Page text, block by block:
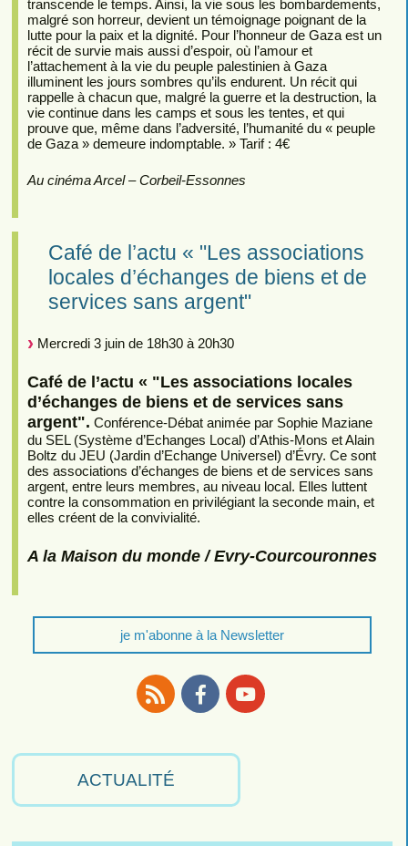
transcende le temps. Ainsi, la vie sous les bombardements,
malgré son horreur, devient un témoignage poignant de la
lutte pour la paix et la dignité. Pour l’honneur de Gaza est un
récit de survie mais aussi d’espoir, où l’amour et
l’attachement à la vie du peuple palestinien à Gaza
illuminent les jours sombres qu’ils endurent. Un récit qui
rappelle à chacun que, malgré la guerre et la destruction, la
vie continue dans les camps et sous les tentes, et qui
prouve que, même dans l’adversité, l’humanité du « peuple
de Gaza » demeure indomptable. » Tarif : 4€
Au cinéma Arcel – Corbeil-Essonnes
Café de l’actu « "Les associations
locales d’échanges de biens et de
services sans argent"
Mercredi 3 juin de 18h30 à 20h30
Café de l’actu « "Les associations locales
d’échanges de biens et de services sans
argent". Conférence-Débat animée par Sophie Maziane
du SEL (Système d’Echanges Local) d’Athis-Mons et Alain
Boltz du JEU (Jardin d’Echange Universel) d’Évry. Ce sont
des associations d’échanges de biens et de services sans
argent, entre leurs membres, au niveau local. Elles luttent
contre la consommation en privilégiant la seconde main, et
elles créent de la convivialité.
A la Maison du monde / Evry-Courcouronnes
je m'abonne à la Newsletter
ACTUALITÉ